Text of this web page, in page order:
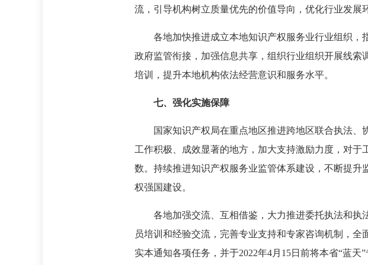
流，引导机构树立质量优先的价值导向，优化行业发展
各地加快推进成立本地知识产权服务业行业组织
政府监管衔接，加强信息共享，组织行业组织开展线
培训，提升本地机构依法经营意识和服务水平。
七、强化实施保障
国家知识产权局在重点地区推进跨地区联合执法
工作积极、成效显著的地方，加大支持激励力度，对
数。持续推进知识产权服务业监管体系建设，不断提
权强国建设。
各地加强交流、互相借鉴，大力推进委托执法和
员培训和经验交流，完善专业支持和专家咨询机制，
实本通知各项任务，并于2022年4月15日前将本省“蓝